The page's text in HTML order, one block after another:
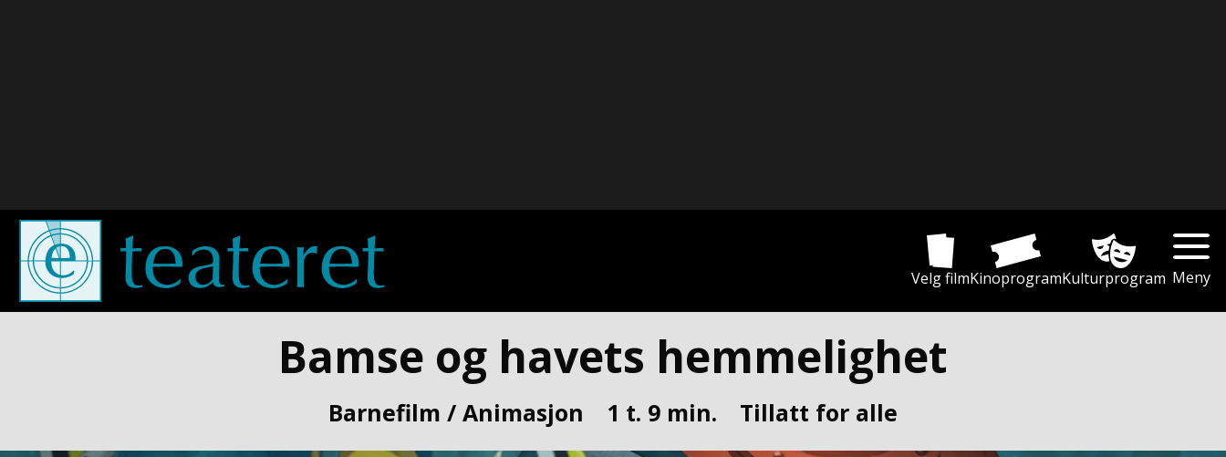
Velg filmKinoprogramKulturprogram Meny
Bamse og havets hemmelighet
Barnefilm / Animasjon 1 t. 9 min. Tillatt for alle